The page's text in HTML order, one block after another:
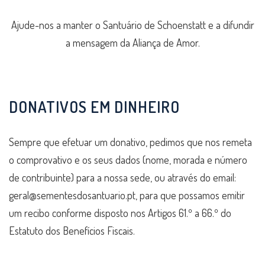
Ajude-nos a manter o Santuário de Schoenstatt e a difundir
a mensagem da Aliança de Amor.
DONATIVOS EM DINHEIRO
Sempre que efetuar um donativo, pedimos que nos remeta
o comprovativo e os seus dados (nome, morada e número
de contribuinte) para a nossa sede, ou através do email:
geral@sementesdosantuario.pt, para que possamos emitir
um recibo conforme disposto nos Artigos 61.º a 66.º do
Estatuto dos Benefícios Fiscais.